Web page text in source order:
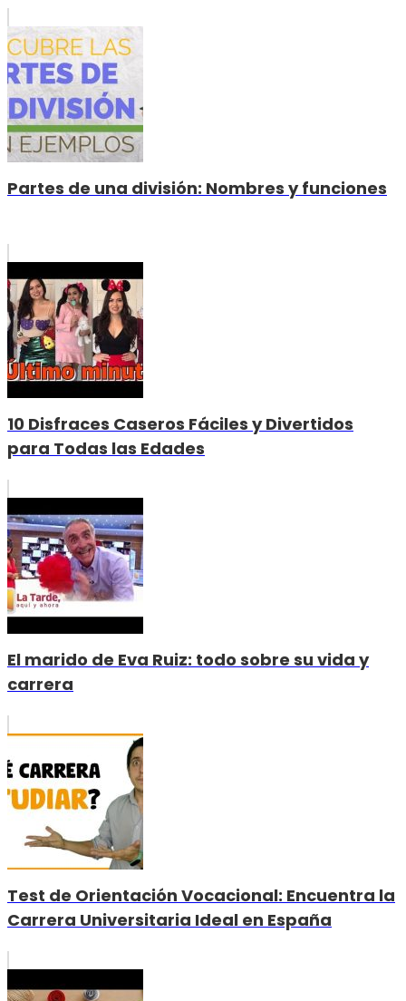
Partes de una división: Nombres y funciones
10 Disfraces Caseros Fáciles y Divertidos
para Todas las Edades
El marido de Eva Ruiz: todo sobre su vida y
carrera
Test de Orientación Vocacional: Encuentra la
Carrera Universitaria Ideal en España